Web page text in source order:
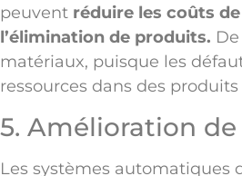
peuvent réduire les coûts
l’élimination de produits.
matériaux, puisque les
ressources dans des
5. Amélioration
Les systèmes automatiques